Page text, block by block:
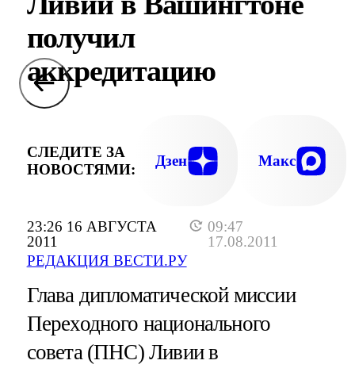
23:26 16 АВГУСТА
2011
09:47
17.08.2011
РЕДАКЦИЯ ВЕСТИ.РУ
получил
аккредитацию
СЛЕДИТЕ ЗА
НОВОСТЯМИ:
Дзен Макс
Глава дипломатической миссии
Переходного национального
совета (ПНС) Ливии в